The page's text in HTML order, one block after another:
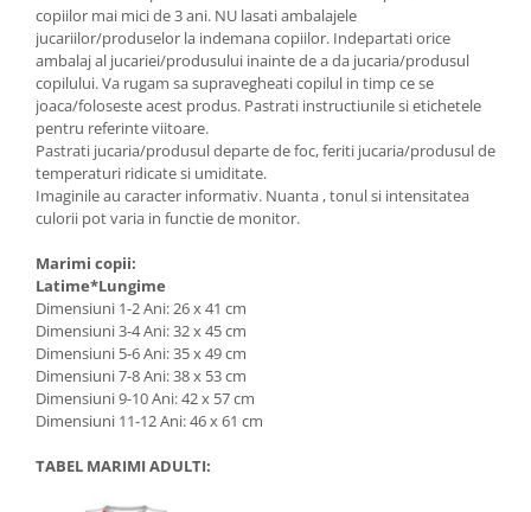
copiilor mai mici de 3 ani. NU lasati ambalajele
jucariilor/produselor la indemana copiilor. Indepartati orice
ambalaj al jucariei/produsului inainte de a da jucaria/produsul
copilului. Va rugam sa supravegheati copilul in timp ce se
joaca/foloseste acest produs. Pastrati instructiunile si etichetele
pentru referinte viitoare.
Pastrati jucaria/produsul departe de foc, feriti jucaria/produsul de
temperaturi ridicate si umiditate.
Imaginile au caracter informativ. Nuanta , tonul si intensitatea
culorii pot varia in functie de monitor.
Marimi copii:
Latime*Lungime
Dimensiuni 1-2 Ani: 26 x 41 cm
Dimensiuni 3-4 Ani: 32 x 45 cm
Dimensiuni 5-6 Ani: 35 x 49 cm
Dimensiuni 7-8 Ani: 38 x 53 cm
Dimensiuni 9-10 Ani: 42 x 57 cm
Dimensiuni 11-12 Ani: 46 x 61 cm
TABEL MARIMI ADULTI: